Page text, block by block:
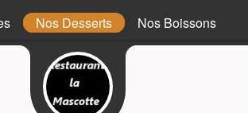
Nos Desserts Nos Boissons